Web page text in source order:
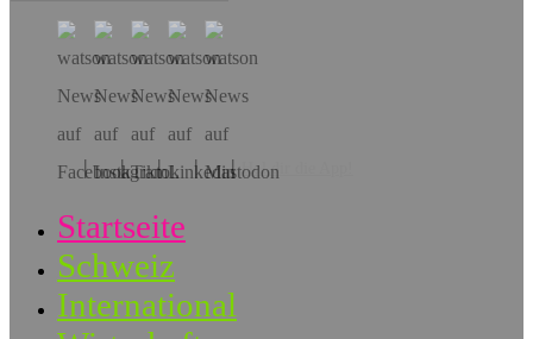
Hol dir die App!
Startseite
Schweiz
International